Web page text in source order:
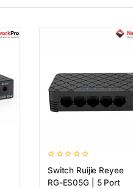
Switch Ruijie Reyee
RG-ES05G | 5 Port